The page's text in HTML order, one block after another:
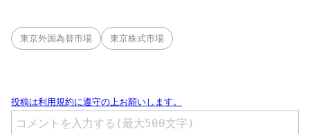
東京外国為替市場 東京株式市場